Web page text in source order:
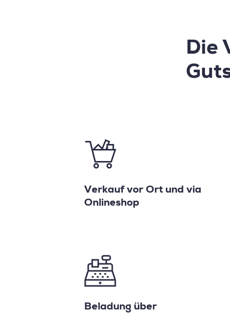
Die
Verkauf vor Ort und via
Onlineshop
Beladung über